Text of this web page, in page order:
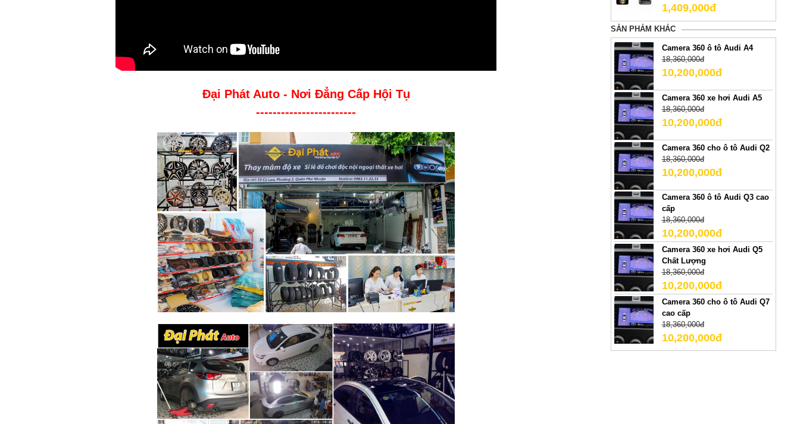
Đại Phát Auto - Nơi Đẳng Cấp Hội Tụ
------------------------
1,409,000đ
SẢN PHẢM KHÁC
Camera 360 ô tô Audi A4
18,360,000đ
10,200,000đ
Camera 360 xe hơi Audi A5
18,360,000đ
10,200,000đ
Camera 360 cho ô tô Audi Q2
18,360,000đ
10,200,000đ
Camera 360 ô tô Audi Q3 cao
cấp
18,360,000đ
10,200,000đ
Camera 360 xe hơi Audi Q5
Chất Lượng
18,360,000đ
10,200,000đ
Camera 360 cho ô tô Audi Q7
cao cấp
18,360,000đ
10,200,000đ